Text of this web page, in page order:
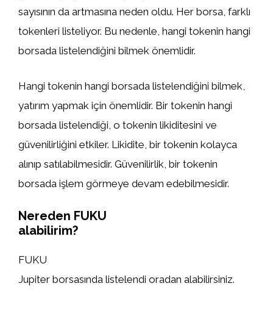
sayısının da artmasına neden oldu. Her borsa, farklı
tokenleri listeliyor. Bu nedenle, hangi tokenin hangi
borsada listelendiğini bilmek önemlidir.
Hangi tokenin hangi borsada listelendiğini bilmek,
yatırım yapmak için önemlidir. Bir tokenin hangi
borsada listelendiği, o tokenin likiditesini ve
güvenilirliğini etkiler. Likidite, bir tokenin kolayca
alınıp satılabilmesidir. Güvenilirlik, bir tokenin
borsada işlem görmeye devam edebilmesidir.
Nereden FUKU
alabilirim?
FUKU
Jupiter borsasında listelendi oradan alabilirsiniz.